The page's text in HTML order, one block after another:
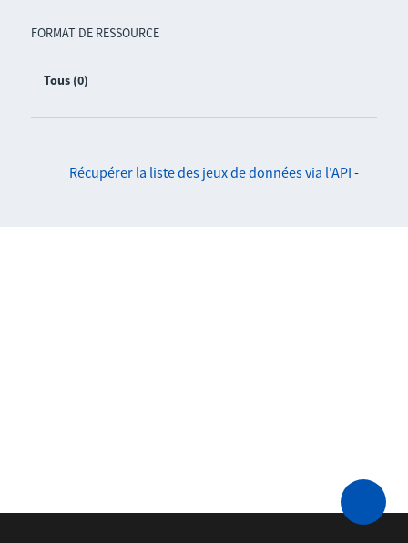
FORMAT DE RESSOURCE
Tous (0)
Récupérer la liste des jeux de données via l'API -